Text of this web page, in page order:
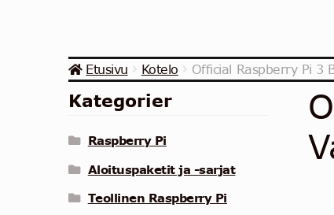
Etusivu Kotelo Official Raspberry Pi 3
Kategorier
Raspberry Pi
Aloituspaketit ja -sarjat
Teollinen Raspberry Pi